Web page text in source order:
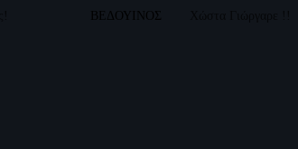
ΒΕΔΟΥΙΝΟΣ